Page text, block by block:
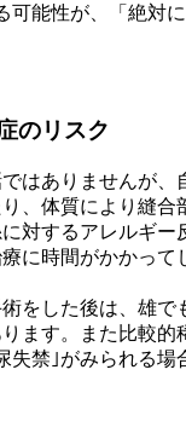
可能性が、「絶対
のリスク
はありませんが、
、体質により縫合
対するアレルギー
に時間がかかって
をした後は、雄で
ます。また比較的
失禁｣がみられる場